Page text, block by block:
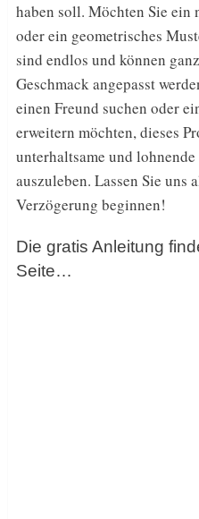
haben soll. Möchten Sie ein
oder ein geometrisches
sind endlos und können
Geschmack angepasst
einen Freund suchen oder
erweitern möchten, dieses
unterhaltsame und
auszuleben. Lassen Sie uns
Verzögerung beginnen!
Die gratis Anleitung
Seite…